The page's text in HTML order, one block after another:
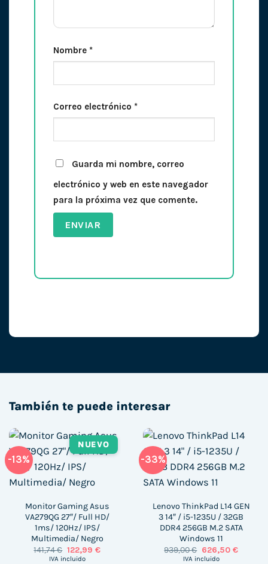
Nombre *
Correo electrónico *
Guarda mi nombre, correo
electrónico y web en este navegador
para la próxima vez que comente.
También te puede interesar
-13%
NUEVO
Monitor Gaming Asus
VA279QG 27″/ Full HD/
1ms/ 120Hz/ IPS/
Multimedia/ Negro
141,74€ El
precio
122,99 €El
IVA incluido
-33%
Lenovo ThinkPad L14 GEN
3 14″ / i5-1235U / 32GB
DDR4 256GB M.2 SATA
Windows 11
939,00€ El
precio
626,50 €El
IVA incluido